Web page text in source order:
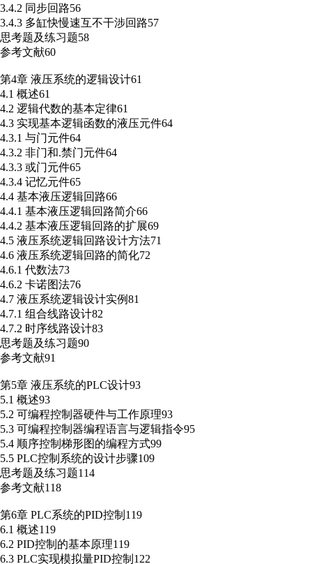
3.4.2 同步回路56
3.4.3 多缸快慢速互不干涉回路57
思考题及练习题58
参考文献60
第4章 液压系统的逻辑设计61
4.1 概述61
4.2 逻辑代数的基本定律61
4.3 实现基本逻辑函数的液压元件64
4.3.1 与门元件64
4.3.2 非门和.禁门元件64
4.3.3 或门元件65
4.3.4 记忆元件65
4.4 基本液压逻辑回路66
4.4.1 基本液压逻辑回路简介66
4.4.2 基本液压逻辑回路的扩展69
4.5 液压系统逻辑回路设计方法71
4.6 液压系统逻辑回路的简化72
4.6.1 代数法73
4.6.2 卡诺图法76
4.7 液压系统逻辑设计实例81
4.7.1 组合线路设计82
4.7.2 时序线路设计83
思考题及练习题90
参考文献91
第5章 液压系统的PLC设计93
5.1 概述93
5.2 可编程控制器硬件与工作原理93
5.3 可编程控制器编程语言与逻辑指令95
5.4 顺序控制梯形图的编程方式99
5.5 PLC控制系统的设计步骤109
思考题及练习题114
参考文献118
第6章 PLC系统的PID控制119
6.1 概述119
6.2 PID控制的基本原理119
6.3 PLC实现模拟量PID控制122